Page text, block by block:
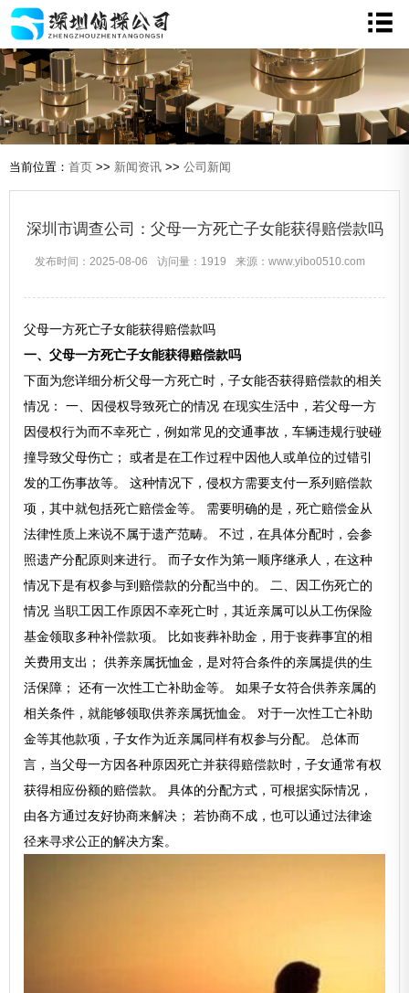
当前位置： 首页 >> 新闻资讯 >> 公司新闻
深圳市调查公司：父母一方死亡子女能获得赔偿款吗
发布时间：2025-08-06 访问量：1919 来源：www.yibo0510.com
父母一方死亡子女能获得赔偿款吗
一、父母一方死亡子女能获得赔偿款吗
下面为您详细分析父母一方死亡时，子女能否获得赔偿款的相关
情况： 一、因侵权导致死亡的情况 在现实生活中，若父母一方
因侵权行为而不幸死亡，例如常见的交通事故，车辆违规行驶碰
撞导致父母伤亡； 或者是在工作过程中因他人或单位的过错引
发的工伤事故等。 这种情况下，侵权方需要支付一系列赔偿款
项，其中就包括死亡赔偿金等。 需要明确的是，死亡赔偿金从
法律性质上来说不属于遗产范畴。 不过，在具体分配时，会参
照遗产分配原则来进行。 而子女作为第一顺序继承人，在这种
情况下是有权参与到赔偿款的分配当中的。 二、因工伤死亡的
情况 当职工因工作原因不幸死亡时，其近亲属可以从工伤保险
基金领取多种补偿款项。 比如丧葬补助金，用于丧葬事宜的相
关费用支出； 供养亲属抚恤金，是对符合条件的亲属提供的生
活保障； 还有一次性工亡补助金等。 如果子女符合供养亲属的
相关条件，就能够领取供养亲属抚恤金。 对于一次性工亡补助
金等其他款项，子女作为近亲属同样有权参与分配。 总体而
言，当父母一方因各种原因死亡并获得赔偿款时，子女通常有权
获得相应份额的赔偿款。 具体的分配方式，可根据实际情况，
由各方通过友好协商来解决； 若协商不成，也可以通过法律途
径来寻求公正的解决方案。